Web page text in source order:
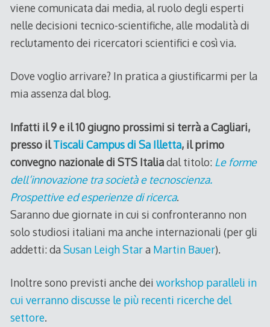
viene comunicata dai media, al ruolo degli esperti
nelle decisioni tecnico-scientifiche, alle modalità di
reclutamento dei ricercatori scientifici e così via.
Dove voglio arrivare? In pratica a giustificarmi per la
mia assenza dal blog.
Infatti il 9 e il 10 giugno prossimi si terrà a Cagliari,
presso ilTiscali Campus di Sa Illetta, il primo
convegno nazionale di STS Italiadal titolo: Le forme
dell’innovazione tra società e tecnoscienza.
Prospettive ed esperienze di ricerca.
Saranno due giornate in cui si confronteranno non
solo studiosi italiani ma anche internazionali (per gli
addetti: daSusan Leigh Stara Martin Bauer).
Inoltre sono previsti anche dei workshop paralleli in
cui verranno discusse le più recenti ricerche del
settore.